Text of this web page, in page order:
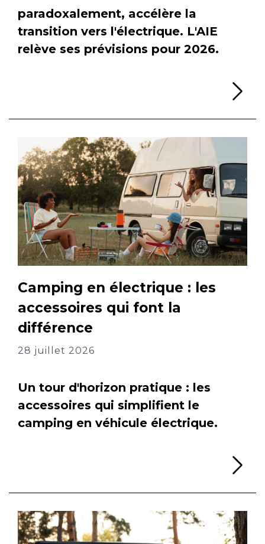
paradoxalement, accélère la
transition vers l'électrique. L'AIE
relève ses prévisions pour 2026.
Camping en électrique : les
accessoires qui font la
différence
28 juillet 2026
Un tour d'horizon pratique : les
accessoires qui simplifient le
camping en véhicule électrique.